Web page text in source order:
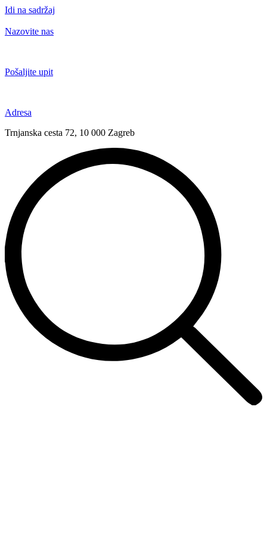
Idi na sadržaj
Nazovite nas
Pošaljite upit
Adresa
Trnjanska cesta 72, 10 000 Zagreb